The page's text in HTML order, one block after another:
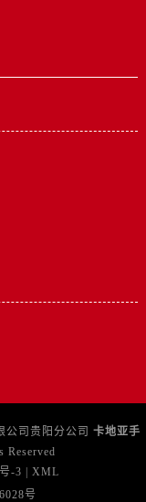
公司贵阳分公司 卡地亚手
Reserved
-3
XML
号